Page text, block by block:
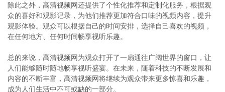
除此之外，高清视频网还提供了个性化推荐和定制化服务，根据观
众的喜好和观影记录，为他们推荐更加符合口味的视频内容，提升
观影体验。观众可以根据自己的时间安排，选择自己喜欢的视频，
在任何地方、任何时间畅享视听乐趣。
总的来说，高清视频网为观众打开了一扇通往广阔世界的窗口，让
人们能够随时随地畅享视听盛宴。在未来，随着科技的不断发展和
内容的不断丰富，高清视频网将继续为观众带来更多惊喜和乐趣，
成为人们生活中不可或缺的一部分。